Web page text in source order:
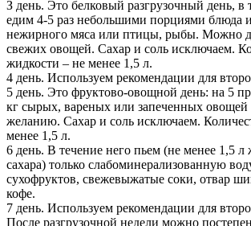
З день. Это белковый разгрузочный день, в
едим 4-5 раз небольшими порциями блюда
нежирного мяса или птицы, рыбы. Можно
свежих овощей. Сахар и соль исключаем.
жидкости – не менее 1,5 л.
4 день. Используем рекомендации для
5 день. Это фруктово-овощной день: на 5
кг сырых, вареных или запеченных овощей
желанию. Сахар и соль исключаем.
менее 1,5 л.
6 день. В течение него пьем (не менее 1,5 л
сахара) только слабоминерализованную
сухофруктов, свежевыжатые соки, отвар
кофе.
7 день. Используем рекомендации для
После разгрузочной недели можно